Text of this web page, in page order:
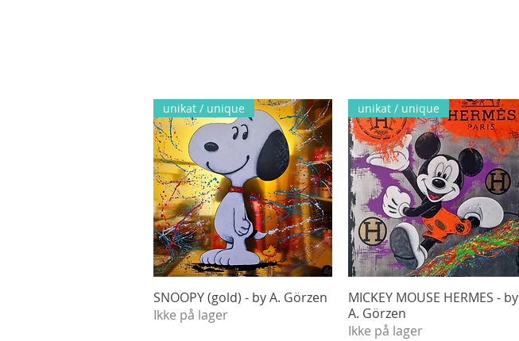
Hurtigvisning
unikat / unique
SNOOPY (gold) - by A. Görzen
Ikke på lager
Hurtigvisning
unikat / unique
MICKEY MOUSE HERMES - by
A. Görzen
Ikke på lager